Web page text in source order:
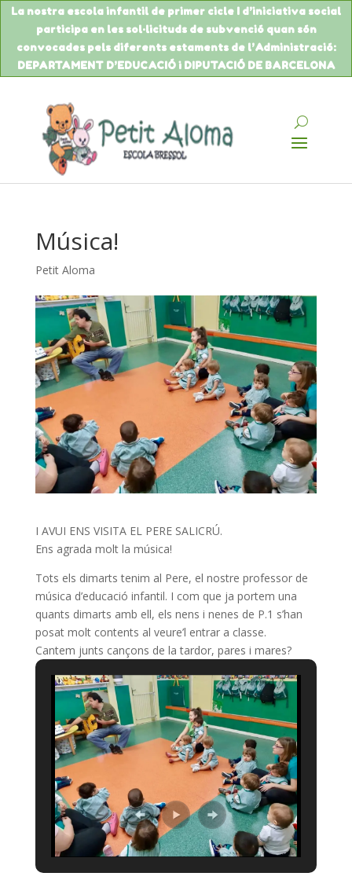
La nostra escola infantil de primer cicle I d’iniciativa social
participa en les sol·licituds de subvencióquan són
convocades pels diferents estaments de l’Administració:
DEPARTAMENT D’EDUCACIÓi DIPUTACIÓ DE BARCELONA
Música!
Petit Aloma
I AVUI ENS VISITA EL PERE SALICRÚ.
Ens agrada molt la música!
Tots els dimarts tenim al Pere, el nostre professor de
música d’educació infantil. I com que ja portem una
quants dimarts amb ell, els nens i nenes de P.1 s’han
posat molt contents al veure’l entrar a classe.
Cantem junts cançons de la tardor, pares i mares?